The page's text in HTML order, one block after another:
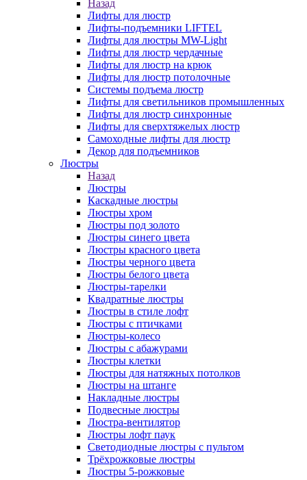
Назад
Лифты для люстр
Лифты-подъемники LIFTEL
Лифты для люстры MW-Light
Лифты для люстр чердачные
Лифты для люстр на крюк
Лифты для люстр потолочные
Системы подъема люстр
Лифты для светильников промышленных
Лифты для люстр синхронные
Лифты для сверхтяжелых люстр
Самоходные лифты для люстр
Декор для подъемников
Люстры
Назад
Люстры
Каскадные люстры
Люстры хром
Люстры под золото
Люстры синего цвета
Люстры красного цвета
Люстры черного цвета
Люстры белого цвета
Люстры-тарелки
Квадратные люстры
Люстры в стиле лофт
Люстры с птичками
Люстры-колесо
Люстры с абажурами
Люстры клетки
Люстры для натяжных потолков
Люстры на штанге
Накладные люстры
Подвесные люстры
Люстра-вентилятор
Люстры лофт паук
Светодиодные люстры с пультом
Трёхрожковые люстры
Люстры 5-рожковые